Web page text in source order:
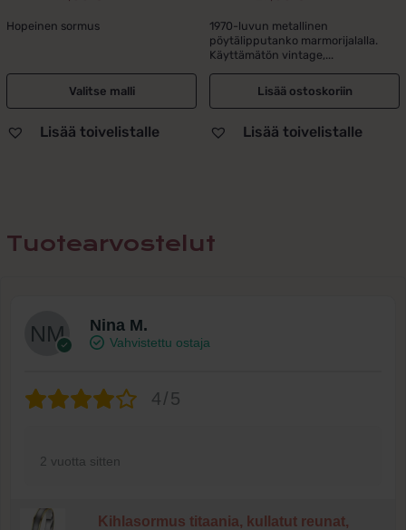
Alkuperäinen
hinta
89,00 €.
Nykyinen
hinta
49,00 €.
Hopeinen sormus
Valitse malli
Lisää toivelistalle
Alkuperäinen
hinta
oli:
49,00 €.
Nykyinen
hinta
on:
29,00 €.
1970-luvun metallinen
pöytälipputanko marmorijalalla.
Käyttämätön vintage,...
Lisää ostoskoriin
Lisää toivelistalle
Tuotearvostelut
Nina M.
Vahvistettu ostaja
4/5
2 vuotta sitten
Kihlasormus titaania, kullatut reunat,